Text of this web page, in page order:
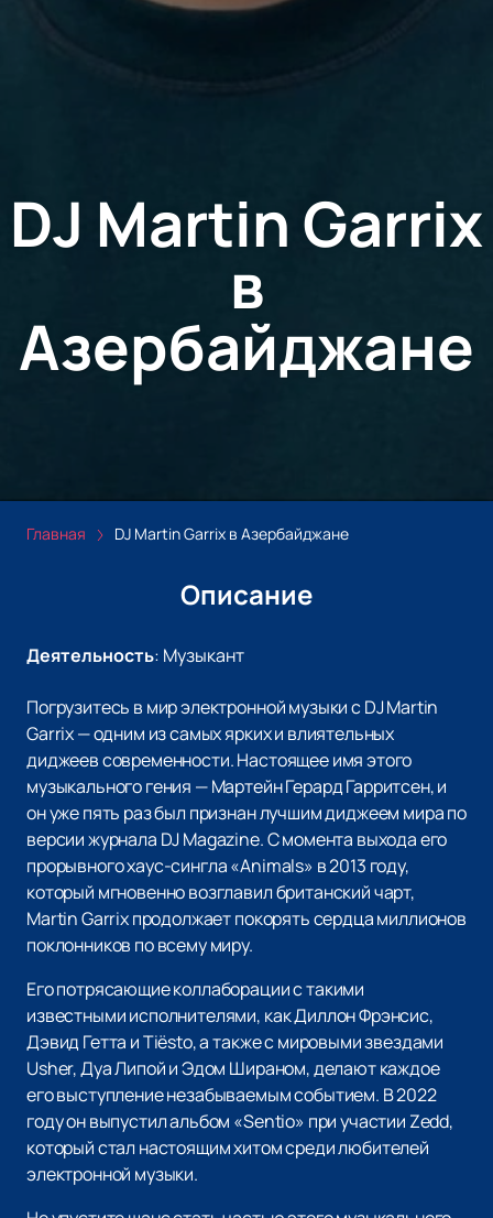
DJ Martin Garrix
в
Азербайджане
Главная DJ Martin Garrix в Азербайджане
Описание
Деятельность: Музыкант
Погрузитесь в мир электронной музыки с DJ Martin
Garrix — одним из самых ярких и влиятельных
диджеев современности. Настоящее имя этого
музыкального гения — Мартейн Герард Гарритсен, и
он уже пять раз был признан лучшим диджеем мира по
версии журнала DJ Magazine. С момента выхода его
прорывного хаус-сингла «Animals» в 2013 году,
который мгновенно возглавил британский чарт,
Martin Garrix продолжает покорять сердца миллионов
поклонников по всему миру.
Его потрясающие коллаборации с такими
известными исполнителями, как Диллон Фрэнсис,
Дэвид Гетта и Tiësto, а также с мировыми звездами
Usher, Дуа Липой и Эдом Шираном, делают каждое
его выступление незабываемым событием. В 2022
году он выпустил альбом «Sentio» при участии Zedd,
который стал настоящим хитом среди любителей
электронной музыки.